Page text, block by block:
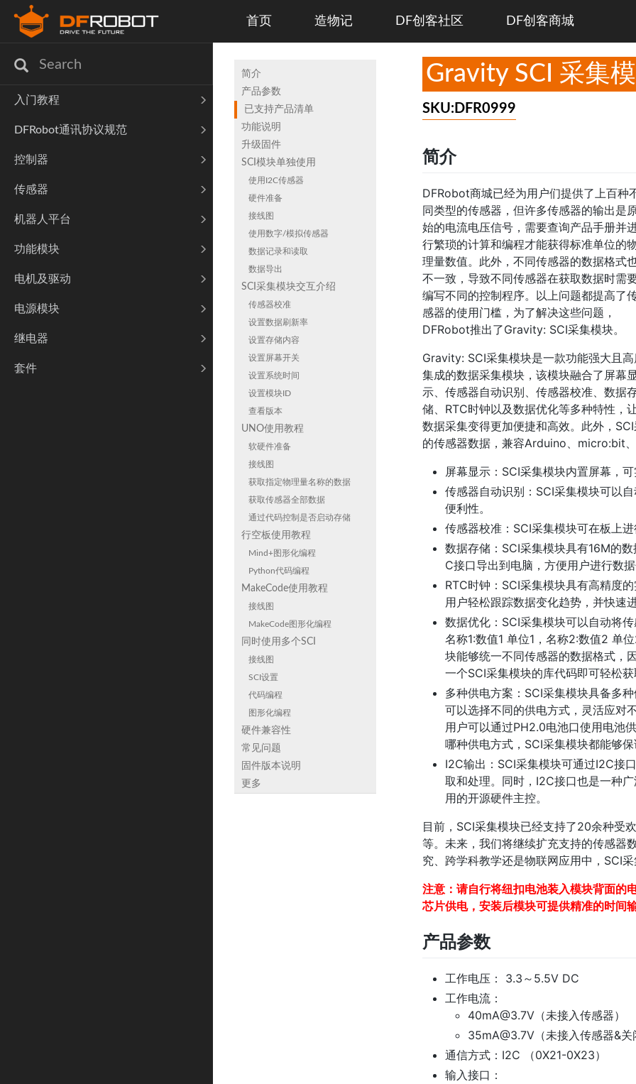
首页 造物记 DF创客社区 DF创客商城
入门教程
DFRobot通讯协议规范
控制器
传感器
机器人平台
功能模块
电机及驱动
电源模块
继电器
套件
简介
产品参数
已支持产品清单
功能说明
升级固件
SCI模块单独使用
使用I2C传感器
硬件准备
接线图
使用数字/模拟传感器
数据记录和读取
数据导出
SCI采集模块交互介绍
传感器校准
设置数据刷新率
设置存储内容
设置屏幕开关
设置系统时间
设置模块ID
查看版本
UNO使用教程
软硬件准备
接线图
获取指定物理量名称的数据
获取传感器全部数据
通过代码控制是否启动存储
行空板使用教程
Mind+图形化编程
Python代码编程
MakeCode使用教程
接线图
MakeCode图形化编程
同时使用多个SCI
接线图
SCI设置
代码编程
图形化编程
硬件兼容性
常见问题
固件版本说明
更多
Gravity SCI 采集
SKU:DFR0999
简介
DFRobot商城已经为用户们提供了上百种
同类型的传感器，但许多传感器的输出是
始的电流电压信号，需要查询产品手册并
行繁琐的计算和编程才能获得标准单位的
理量数值。此外，不同传感器的数据格式
不一致，导致不同传感器在获取数据时需
编写不同的控制程序。以上问题都提高了
感器的使用门槛，为了解决这些问题，
DFRobot推出了Gravity: SCI采集模块。
Gravity: SCI采集模块是一款功能强大且
集成的数据采集模块，该模块融合了屏幕显
示、传感器自动识别、传感器校准、数据
储、RTC时钟以及数据优化等多种特性，
数据采集变得更加便捷和高效。此外，
的传感器数据，兼容Arduino、micro:bit
屏幕显示：SCI采集模块内置屏幕，
传感器自动识别：SCI采集模块可以
便利性。
传感器校准：SCI采集模块可在板上
数据存储：SCI采集模块具有16M的
C接口导出到电脑，方便用户进行数据
RTC时钟：SCI采集模块具有高精度
用户轻松跟踪数据变化趋势，并快速
数据优化：SCI采集模块可以自动将
名称1:数值1 单位1，名称2:数值2 单
块能够统一不同传感器的数据格式，
一个SCI采集模块的库代码即可轻松
多种供电方案：SCI采集模块具备多
可以选择不同的供电方式，灵活应对
用户可以通过PH2.0电池口使用电池
哪种供电方式，SCI采集模块都能够
I2C输出：SCI采集模块可通过I2C接
取和处理。同时，I2C接口也是一种
用的开源硬件主控。
目前，SCI采集模块已经支持了20余种受
等。未来，我们将继续扩充支持的传感器
究、跨学科教学还是物联网应用中，SCI
注意：请自行将纽扣电池装入模块背面的
芯片供电，安装后模块可提供精准的时间
产品参数
工作电压： 3.3～5.5V DC
工作电流：
40mA@3.7V（未接入传感器）
35mA@3.7V（未接入传感器&关
通信方式：I2C （0X21-0X23）
输入接口：